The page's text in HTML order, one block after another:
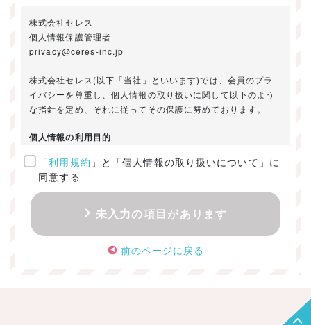
株式会社セレス
個人情報保護管理者
privacy@ceres-inc.jp
株式会社セレス(以下「当社」といいます)では、会員のプラ
イバシーを尊重し、個人情報の取り扱いに関して以下のよう
な指針を定め、それに従ってその保護に努めております。
個人情報の利用目的
ご提供いただきました個人情報は、以下のためにのみ利用い
たします。
・お問い合わせに対する回答及び資料送付のご連絡
・当社のお客様向けサービスの提供
・本人確認
・サービスの開発・改善のための分析
「利用規約 」と「個人情報の取り扱いについて」に
同意する
未入力の項目があります
前のページに戻る